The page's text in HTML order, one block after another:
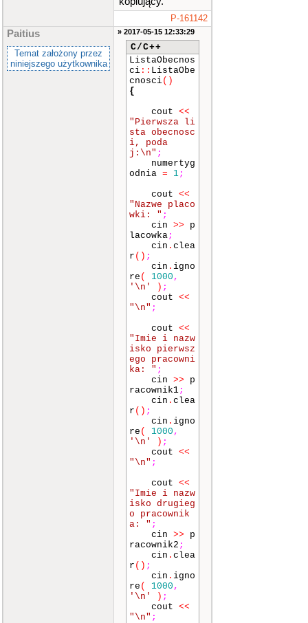
P-161142
Paitius
Temat założony przez
niniejszego użytkownika
» 2017-05-15 12:33:29
C/C++
ListaObecnos
ci :: ListaObe
cnosci()
{
cout <<
"Pierwsza li
sta obecnosc
i, poda
j:\n" ;
numertyg
odnia = 1;
cout <<
"Nazwe placo
wki: " ;
cin >> p
lacowka;
cin . clea
r () ;
cin . igno
re ( 1000 ,
'\n'
) ;
cout <<
"\n" ;
cout <<
"Imie i nazw
isko pierwsz
ego pracowni
ka: " ;
cin >> p
racownik1;
cin . clea
r () ;
cin . igno
re ( 1000 ,
'\n'
) ;
cout <<
"\n" ;
cout <<
"Imie i nazw
isko drugieg
o pracownik
a: " ;
cin >> p
racownik2 ;
cin . clea
r () ;
cin . igno
re ( 1000 ,
'\n'
) ;
cout <<
"\n" ;